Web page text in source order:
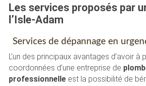
Les services proposés par
l’Isle-Adam
Services de dépannage en
L’un des principaux avantages d’avoir à
coordonnées d’une entreprise de
professionnelleest la possibilité de